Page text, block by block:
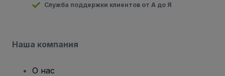
Служба поддержки клиентов от А до Я
Наша компания
О нас